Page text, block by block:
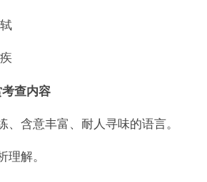
查内容
、含意丰富、耐人寻味的语言。
理解。